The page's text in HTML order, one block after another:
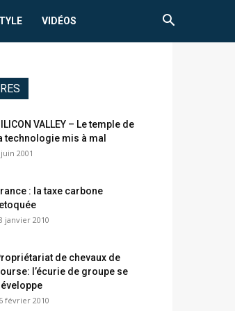
VIDÉOS
VALLEY – Le temple de
technologie mis à mal
2001
: la taxe carbone
janvier 2010
de chevaux de
l’écurie de groupe se
février 2010